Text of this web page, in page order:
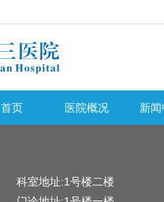
首页 医院概况 新
科室地址:1号楼二楼